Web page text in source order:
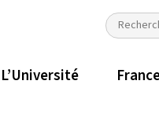
L’Université